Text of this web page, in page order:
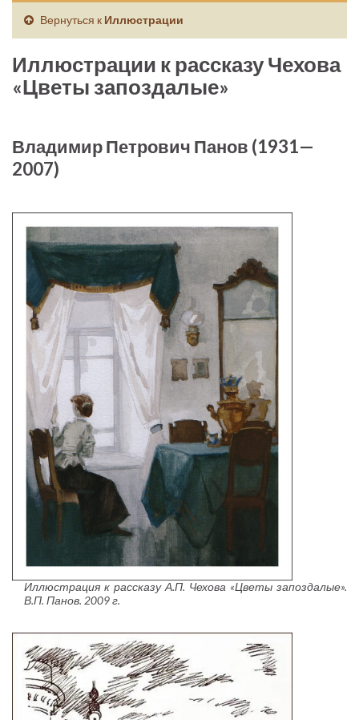
Вернуться к Иллюстрации
Иллюстрации к рассказу Чехова
«Цветы запоздалые»
Владимир Петрович Панов (1931—
2007)
Иллюстрация к рассказу А.П. Чехова «Цветы запоздалые».
В.П. Панов. 2009 г.